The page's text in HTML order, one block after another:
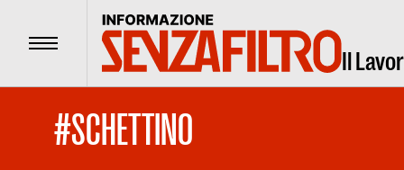
Menu Il
#SCHETTINO